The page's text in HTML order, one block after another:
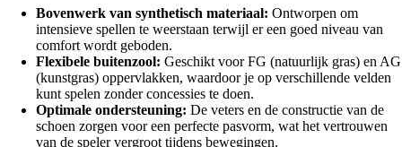
Bovenwerk van synthetisch materiaal: Ontworpen om
intensieve spellen te weerstaan terwijl er een goed niveau van
comfort wordt geboden.
Flexibele buitenzool: Geschikt voor FG (natuurlijk gras) en AG
(kunstgras) oppervlakken, waardoor je op verschillende velden
kunt spelen zonder concessies te doen.
Optimale ondersteuning: De veters en de constructie van de
schoen zorgen voor een perfecte pasvorm, wat het vertrouwen
van de speler vergroot tijdens bewegingen.